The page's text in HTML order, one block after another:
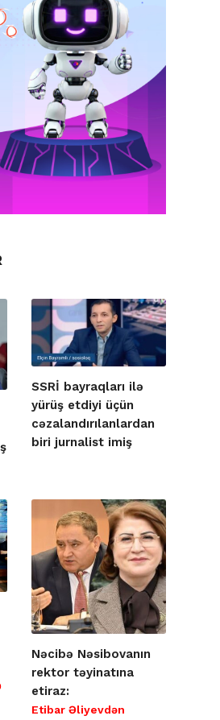
SSRİ bayraqları ilə
yürüş etdiyi üçün
cəzalandırılanlardan
biri jurnalist imiş
Nəcibə Nəsibovanın
rektor təyinatına
etiraz:
Etibar Əliyevdən